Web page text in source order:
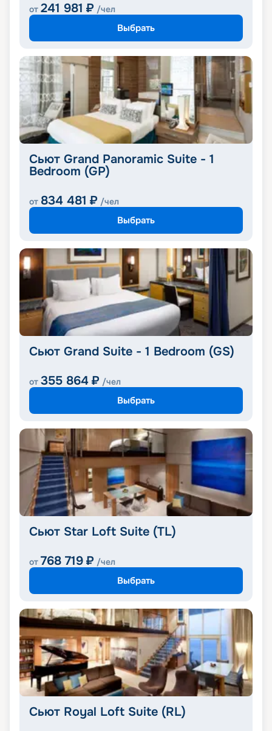
от 241 981 ₽ /чел
Выбрать
Сьют Grand Panoramic Suite - 1
Bedroom (GP)
от 834 481 ₽ /чел
Выбрать
Сьют Grand Suite - 1 Bedroom (GS)
от 355 864 ₽ /чел
Выбрать
Сьют Star Loft Suite (TL)
от 768 719 ₽ /чел
Выбрать
Сьют Royal Loft Suite (RL)